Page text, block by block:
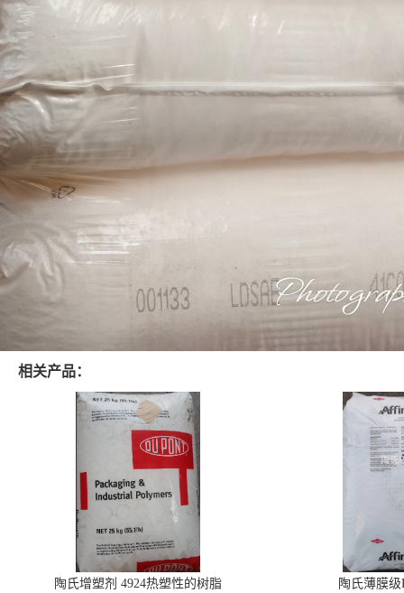
相关产品：
陶氏增塑剂 4924热塑性的树脂 陶氏薄膜级